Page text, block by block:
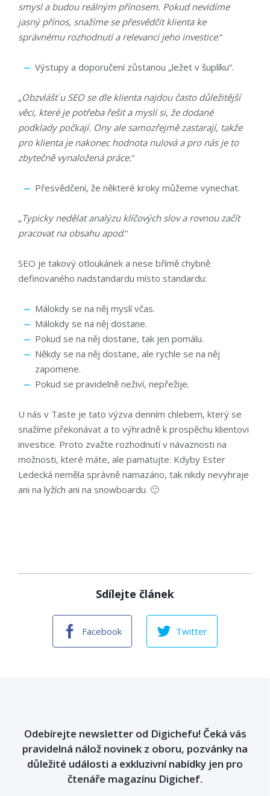
smysl a budou reálným přínosem. Pokud nevidíme
jasný přínos, snažíme se přesvědčit klienta ke
správnému rozhodnutí a relevanci jeho investice.“
Výstupy a doporučení zůstanou „ležet v šuplíku“.
„Obzvlášť u SEO se dle klienta najdou často důležitější
věci, které je potřeba řešit a myslí si, že dodané
podklady počkají. Ony ale samozřejmě zastarají, takže
pro klienta je nakonec hodnota nulová a pro nás je to
zbytečně vynaložená práce.“
Přesvědčení, že některé kroky můžeme vynechat.
„Typicky nedělat analýzu klíčových slov a rovnou začít
pracovat na obsahu apod.“
SEO je takový otloukánek a nese břímě chybně
definovaného nadstandardu místo standardu:
Málokdy se na něj myslí včas.
Málokdy se na něj dostane.
Pokud se na něj dostane, tak jen pomálu.
Někdy se na něj dostane, ale rychle se na něj
zapomene.
Pokud se pravidelně neživí, nepřežije.
U nás v Taste je tato výzva denním chlebem, který se
snažíme překonávat a to výhradně k prospěchu klientovi
investice. Proto zvažte rozhodnutí v návaznosti na
možnosti, které máte, ale pamatujte: Kdyby Ester
Ledecká neměla správně namazáno, tak nikdy nevyhraje
ani na lyžích ani na snowboardu. 🙂
Sdílejte článek
Facebook Twitter
Odebírejte newsletter od Digichefu! Čeká vás
pravidelná nálož novinek z oboru, pozvánky na
důležité události a exkluzivní nabídky jen pro
čtenáře magazínu Digichef.